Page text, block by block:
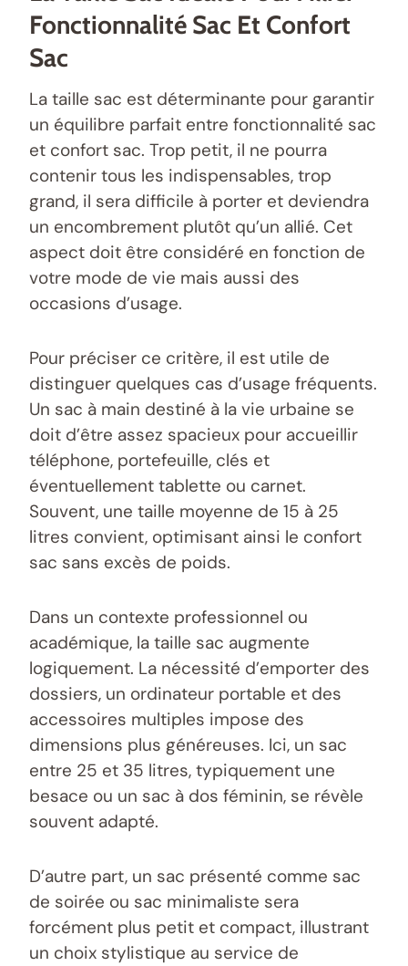
Fonctionnalité Sac Et Confort
Sac
La taille sac est déterminante pour garantir
un équilibre parfait entre fonctionnalité sac
et confort sac. Trop petit, il ne pourra
contenir tous les indispensables, trop
grand, il sera difficile à porter et deviendra
un encombrement plutôt qu’un allié. Cet
aspect doit être considéré en fonction de
votre mode de vie mais aussi des
occasions d’usage.
Pour préciser ce critère, il est utile de
distinguer quelques cas d’usage fréquents.
Un sac à main destiné à la vie urbaine se
doit d’être assez spacieux pour accueillir
téléphone, portefeuille, clés et
éventuellement tablette ou carnet.
Souvent, une taille moyenne de 15 à 25
litres convient, optimisant ainsi le confort
sac sans excès de poids.
Dans un contexte professionnel ou
académique, la taille sac augmente
logiquement. La nécessité d’emporter des
dossiers, un ordinateur portable et des
accessoires multiples impose des
dimensions plus généreuses. Ici, un sac
entre 25 et 35 litres, typiquement une
besace ou un sac à dos féminin, se révèle
souvent adapté.
D’autre part, un sac présenté comme sac
de soirée ou sac minimaliste sera
forcément plus petit et compact, illustrant
un choix stylistique au service de